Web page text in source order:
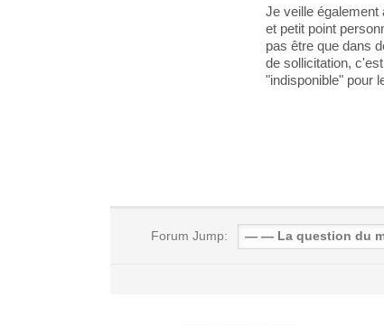
Je veille également
et petit point
pas être que dans
de sollicitation,
"indisponible" pour
Forum Jump: